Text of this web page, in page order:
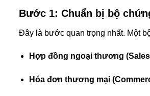
Bước 1: Chuẩn bị bộ
Đây là bước quan trọng nhất. Một
Hợp đồng ngoại thương
Hóa đơn thương mại